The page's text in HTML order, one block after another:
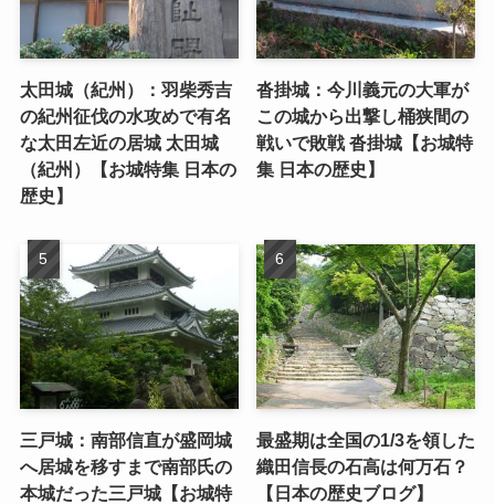
太田城（紀州）：羽柴秀吉
の紀州征伐の水攻めで有名
な太田左近の居城 太田城
（紀州）【お城特集 日本の
歴史】
沓掛城：今川義元の大軍が
この城から出撃し桶狭間の
戦いで敗戦 沓掛城【お城特
集 日本の歴史】
三戸城：南部信直が盛岡城
へ居城を移すまで南部氏の
本城だった三戸城【お城特
最盛期は全国の1/3を領した
織田信長の石高は何万石？
【日本の歴史ブログ】